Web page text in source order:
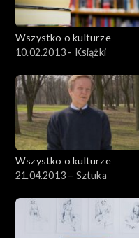
Wszystko o kulturze
10.02.2013 - Książki
Wszystko o kulturze
21.04.2013 – Sztuka